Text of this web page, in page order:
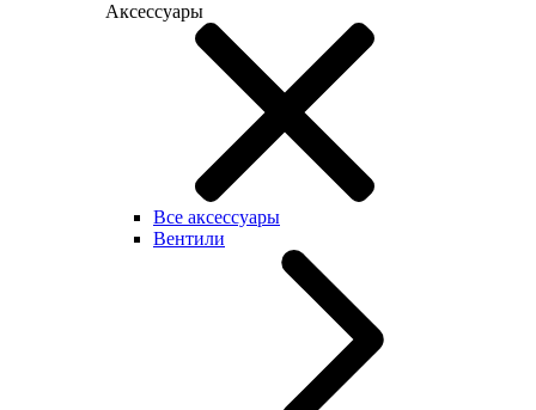
Аксессуары
Все аксессуары
Вентили